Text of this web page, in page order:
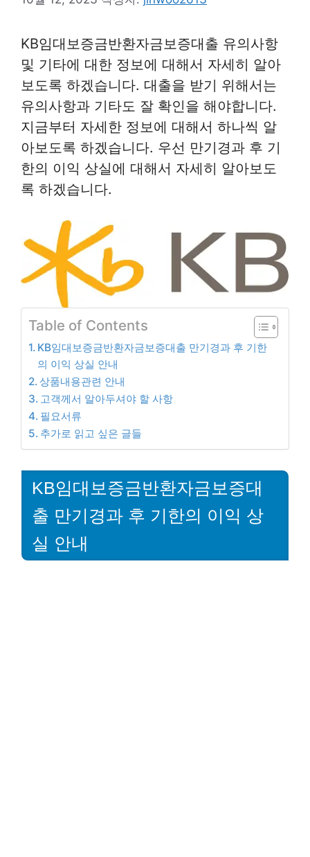
KB임대보증금반환자금보증대출 유의사항
및 기타에 대한 정보에 대해서 자세히 알아
보도록 하겠습니다. 대출을 받기 위해서는
유의사항과 기타도 잘 확인을 해야합니다.
지금부터 자세한 정보에 대해서 하나씩 알
아보도록 하겠습니다. 우선 만기경과 후 기
한의 이익 상실에 대해서 자세히 알아보도
록 하겠습니다.
Table of Contents
KB임대보증금반환자금보증대출 만기경과 후 기한
의 이익 상실 안내
상품내용관련 안내
고객께서 알아두셔야 할 사항
필요서류
추가로 읽고 싶은 글들
KB임대보증금반환자금보증대
출 만기경과 후 기한의 이익 상
실 안내